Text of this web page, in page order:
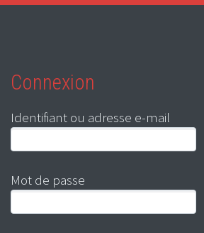
Connexion
Identifiant ou adresse e-mail
Mot de passe